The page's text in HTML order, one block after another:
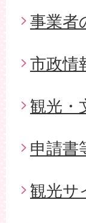
事業者
市政情
観光・
申請書
観光サ